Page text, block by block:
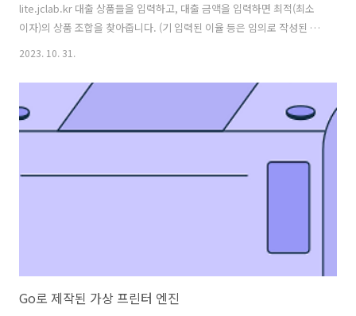
lite.jclab.kr 대출 상품들을 입력하고, 대출 금액을 입력하면 최적(최소
이자)의 상품 조합을 찾아줍니다. (기 입력된 이율 등은 임의로 작성된 것
이니 해당 은행의 이율을 확인 해 주세요!) 일단 아래 항목은 넣어놨고..
금 신혼부부전용 전세자금 (기타 은행 대출) 토스뱅크 전월세보증금 추가
적으로 버팀목전세자금 등도 있으니 확인해야 한다. 아래에는 엑셀로 만
든 단순한 계산기 입니다. 요즘 이율이 높아서 대출받기가 쉽지 않네요...
2023. 10. 31.
Go로 제작된 가상 프린터 엔진